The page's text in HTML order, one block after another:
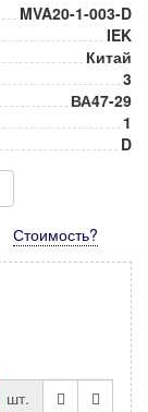
MVA20-1-003-D
IEK
Китай
3
ВА47-29
1
D
Стоимость?
шт.